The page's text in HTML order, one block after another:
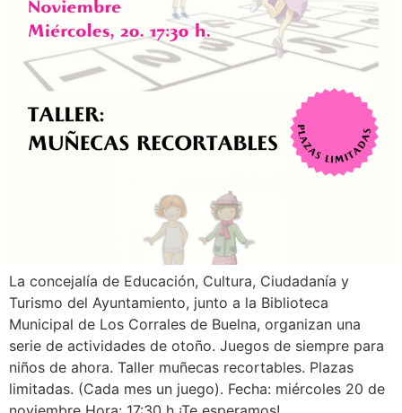
La concejalía de Educación, Cultura, Ciudadanía y
Turismo del Ayuntamiento, junto a la Biblioteca
Municipal de Los Corrales de Buelna, organizan una
serie de actividades de otoño. Juegos de siempre para
niños de ahora. Taller muñecas recortables. Plazas
limitadas. (Cada mes un juego). Fecha: miércoles 20 de